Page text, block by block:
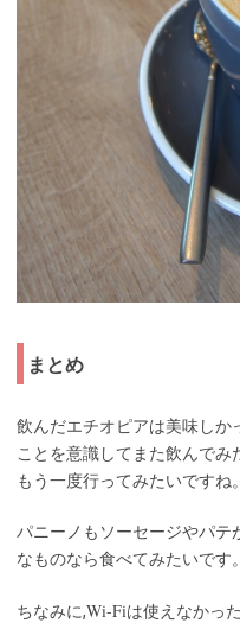
まとめ
飲んだエチオピアは美味しか
ことを意識してまた飲んで
もう一度行ってみたいですね
パニーノもソーセージやパテ
なものなら食べてみたいです。
ちなみに,Wi-Fiは使えなかった